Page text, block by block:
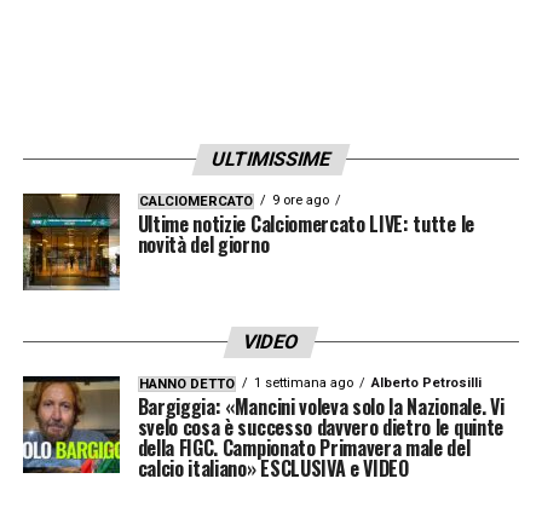
LA PLAYLIST DELLE NOSTRE TOP NEWS
ULTIMISSIME
CALCIOMERCATO 9 ore ago
Ultime notizie Calciomercato LIVE: tutte le
novità del giorno
VIDEO
HANNO DETTO 1 settimana ago Alberto Petrosilli
Bargiggia: «Mancini voleva solo la Nazionale. Vi
svelo cosa è successo davvero dietro le quinte
della FIGC. Campionato Primavera male del
calcio italiano» ESCLUSIVA e VIDEO